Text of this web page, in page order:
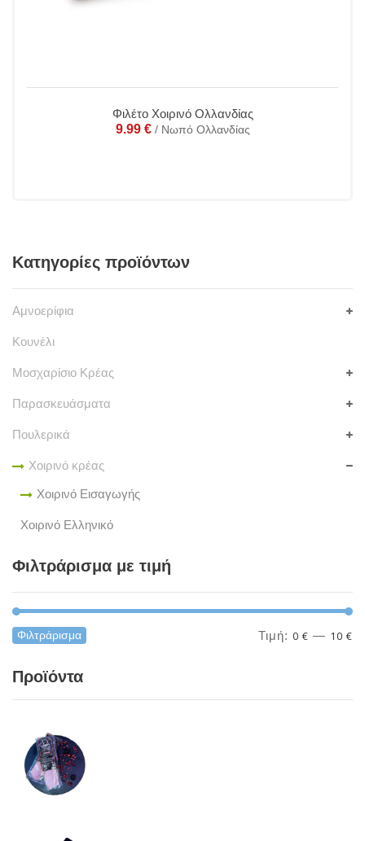
Φιλέτο Χοιρινό Ολλανδίας
9.99 € / Νωπό Ολλανδίας
Κατηγορίες προϊόντων
Αμνοερίφια
Κουνέλι
Μοσχαρίσιο Κρέας
Παρασκευάσματα
Πουλερικά
Χοιρινό κρέας
Χοιρινό Εισαγωγής
Χοιρινό Ελληνικό
Φιλτράρισμα με τιμή
Ελάχιστη
Μέγιστη
Φιλτράρισμα Τιμή: 0 € — 10 €
Προϊόντα